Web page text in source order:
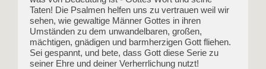
Taten! Die Psalmen helfen uns zu vertrauen weil wir
sehen, wie gewaltige Männer Gottes in ihren
Umständen zu dem unwandelbaren, großen,
mächtigen, gnädigen und barmherzigen Gott fliehen.
Sei gespannt, und bete, dass Gott diese Serie zu
seiner Ehre und deiner Verherrlichung nutzt!